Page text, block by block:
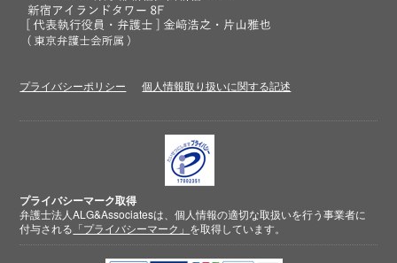
プライバシーポリシー 個人情報取り扱いに関する記述
プライバシーマーク取得
弁護士法人ALG&Associatesは、個人情報の適切な取扱いを行う事業者に
付与される 「プライバシーマーク」 を取得しています。